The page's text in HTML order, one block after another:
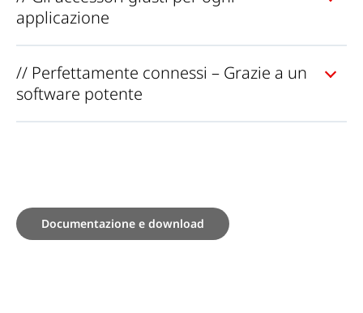
applicazione
// Perfettamente connessi – Grazie a un
software potente
Documentazione e download